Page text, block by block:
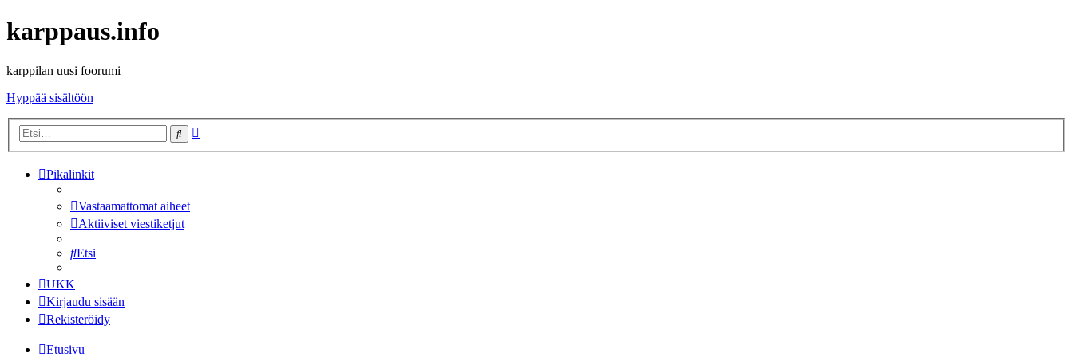
karppaus.info
karppilan uusi foorumi
Hyppää sisältöön
Etsi
Pikalinkit
Vastaamattomat aiheet
Aktiiviset viestiketjut
Etsi
UKK
Kirjaudu sisään
Rekisteröidy
Etusivu